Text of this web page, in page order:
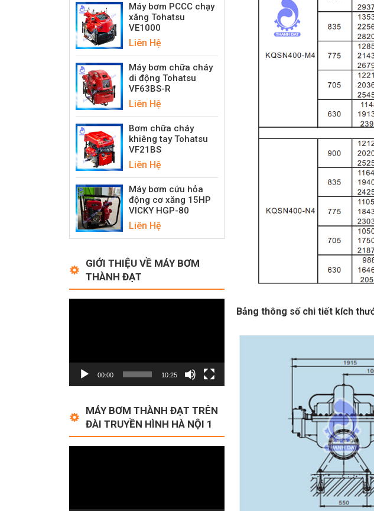
Máy bơm PCCC chạy
xăng Tohatsu
VE1000
Liên Hệ
Máy bơm chữa cháy
di động Tohatsu
VF63BS-R
Liên Hệ
Bơm chữa cháy
khiêng tay Tohatsu
VF21BS
Liên Hệ
Máy bơm cứu hỏa
động cơ xăng 15HP
VICKY HGP-80
Liên Hệ
GIỚI THIỆU VỀ MÁY BƠM
THÀNH ĐẠT
00:00 10:25
MÁY BƠM THÀNH ĐẠT TRÊN
ĐÀI TRUYỀN HÌNH HÀ NỘI 1
Bảng thông số chi tiết kích